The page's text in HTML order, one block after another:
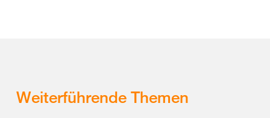
Weiterführende Themen